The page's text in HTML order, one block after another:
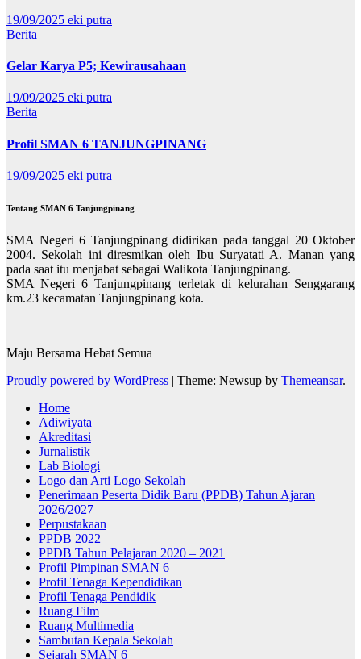
19/09/2025 eki putra
Berita
Gelar Karya P5; Kewirausahaan
19/09/2025 eki putra
Berita
Profil SMAN 6 TANJUNGPINANG
19/09/2025 eki putra
Tentang SMAN 6 Tanjungpinang
SMA Negeri 6 Tanjungpinang didirikan pada tanggal 20 Oktober
2004. Sekolah ini diresmikan oleh Ibu Suryatati A. Manan yang
pada saat itu menjabat sebagai Walikota Tanjungpinang.
SMA Negeri 6 Tanjungpinang terletak di kelurahan Senggarang
km.23 kecamatan Tanjungpinang kota.
Maju Bersama Hebat Semua
Proudly powered by WordPress | Theme: Newsup by Themeansar.
Home
Adiwiyata
Akreditasi
Jurnalistik
Lab Biologi
Logo dan Arti Logo Sekolah
Penerimaan Peserta Didik Baru (PPDB) Tahun Ajaran
2026/2027
Perpustakaan
PPDB 2022
PPDB Tahun Pelajaran 2020 – 2021
Profil Pimpinan SMAN 6
Profil Tenaga Kependidikan
Profil Tenaga Pendidik
Ruang Film
Ruang Multimedia
Sambutan Kepala Sekolah
Sejarah SMAN 6